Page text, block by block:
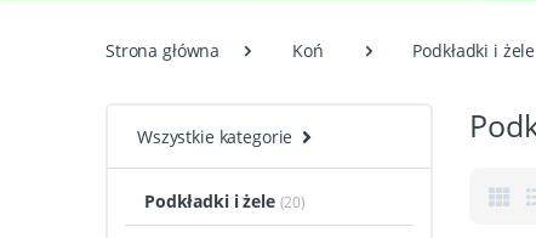
Strona główna Koń Podkładki i żele
Wszystkie kategorie
Podkładki i żele (20)